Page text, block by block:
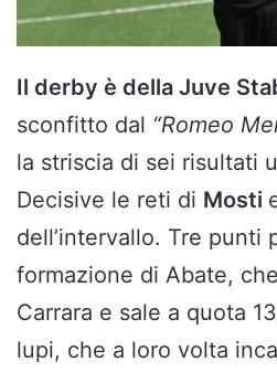
Il derby è della Juve
sconfitto dal “Romeo
la striscia di sei risultati
Decisive le reti di Mosti
dell’intervallo. Tre punti
formazione di Abate,
Carrara e sale a quota
lupi, che a loro volta